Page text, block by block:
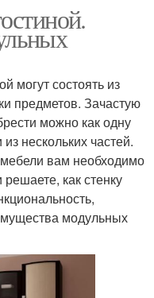
могут состоять из
предметов. Зачастую
можно как одну
нескольких частей.
вам необходимо
как стенку
модульных